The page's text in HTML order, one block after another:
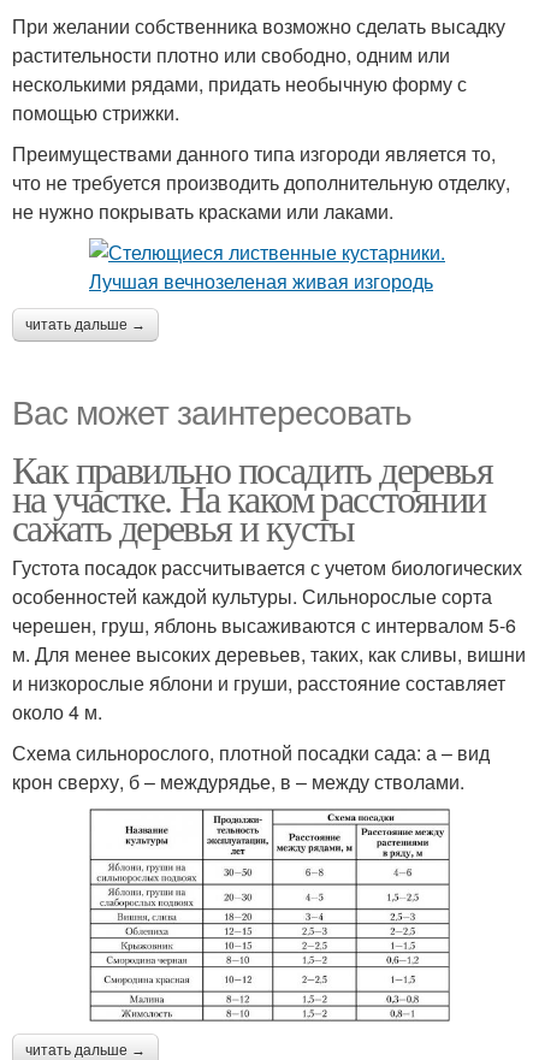
При желании собственника возможно сделать высадку
растительности плотно или свободно, одним или
несколькими рядами, придать необычную форму с
помощью стрижки.
Преимуществами данного типа изгороди является то,
что не требуется производить дополнительную отделку,
не нужно покрывать красками или лаками.
читать дальше →
Вас может заинтересовать
Как правильно посадить деревья
на участке. На каком расстоянии
сажать деревья и кусты
Густота посадок рассчитывается с учетом биологических
особенностей каждой культуры. Сильнорослые сорта
черешен, груш, яблонь высаживаются с интервалом 5-6
м. Для менее высоких деревьев, таких, как сливы, вишни
и низкорослые яблони и груши, расстояние составляет
около 4 м.
Схема сильнорослого, плотной посадки сада: а – вид
крон сверху, б – междурядье, в – между стволами.
читать дальше →